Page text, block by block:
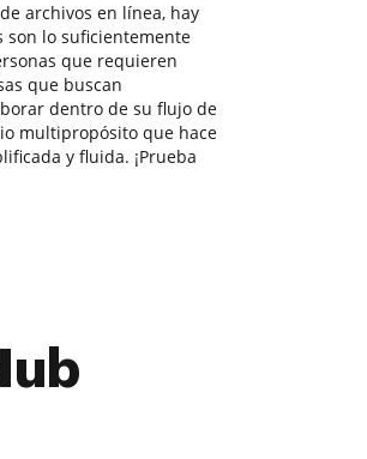
archivos en línea, hay
son lo suficientemente
que requieren
que buscan
dentro de su flujo de
multipropósito que hace
y fluida. ¡Prueba